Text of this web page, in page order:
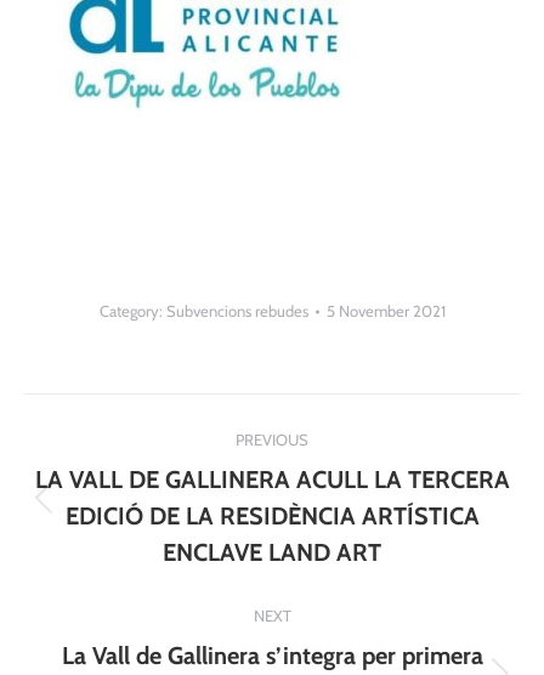
Category: Subvencions rebudes 5 November 2021
navigation
PREVIOUS
Previous
post:
LA VALL DE GALLINERA ACULL LA TERCERA
EDICIÓ DE LA RESIDÈNCIA ARTÍSTICA
ENCLAVE LAND ART
NEXT
La Vall de Gallinera s’integra per primera